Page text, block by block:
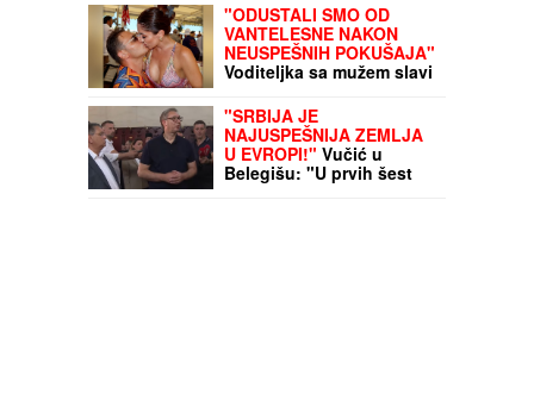
"ODUSTALI SMO OD
VANTELESNE NAKON
NEUSPEŠNIH POKUŠAJA"
Voditeljka sa mužem slavi
16 godina braka:
"Dovoljni smo jedno
drugom"
"SRBIJA JE
NAJUSPEŠNIJA ZEMLJA
U EVROPI!" Vučić u
Belegišu: "U prvih šest
meseci smo prvi po stopi